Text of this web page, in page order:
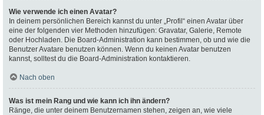
Wie verwende ich einen Avatar?
In deinem persönlichen Bereich kannst du unter „Profil“ einen Avatar über
eine der folgenden vier Methoden hinzufügen: Gravatar, Galerie, Remote
oder Hochladen. Die Board-Administration kann bestimmen, ob und wie die
Benutzer Avatare benutzen können. Wenn du keinen Avatar benutzen
kannst, solltest du die Board-Administration kontaktieren.
Nach oben
Was ist mein Rang und wie kann ich ihn ändern?
Ränge, die unter deinem Benutzernamen stehen, zeigen an, wie viele